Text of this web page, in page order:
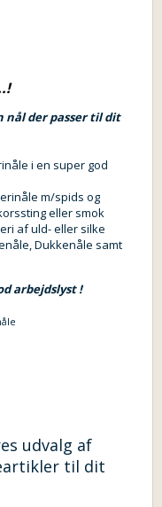
nål der passer til dit
i en super god
m/spids og
eller smok
af uld- eller silke
Dukkenåle samt
arbejdslyst !
udvalg af
til dit